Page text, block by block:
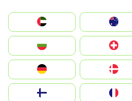
الإمارات العربية المتحدة
Switzerland
Deutschland
United Kingdom